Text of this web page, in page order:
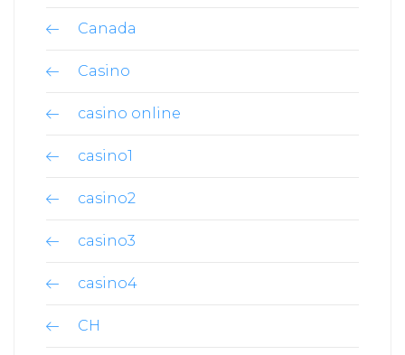
Canada
Casino
casino online
casino1
casino2
casino3
casino4
CH